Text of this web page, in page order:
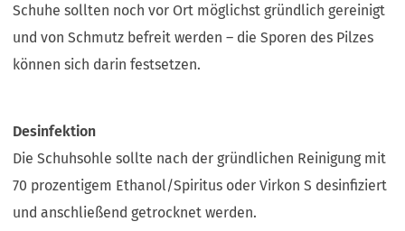
Schuhe sollten noch vor Ort möglichst gründlich gereinigt
und von Schmutz befreit werden – die Sporen des Pilzes
können sich darin festsetzen.
Desinfektion
Die Schuhsohle sollte nach der gründlichen Reinigung mit
70 prozentigem Ethanol/Spiritus oder Virkon S desinfiziert
und anschließend getrocknet werden.